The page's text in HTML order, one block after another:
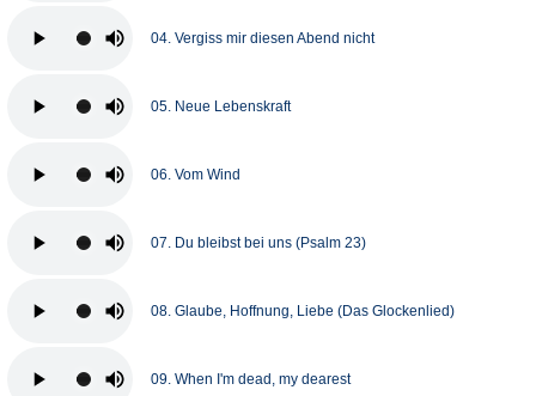
04. Vergiss mir diesen Abend nicht
05. Neue Lebenskraft
06. Vom Wind
07. Du bleibst bei uns (Psalm 23)
08. Glaube, Hoffnung, Liebe (Das Glockenlied)
09. When I'm dead, my dearest